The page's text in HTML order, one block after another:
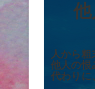
人から
他人の恨
代わりに